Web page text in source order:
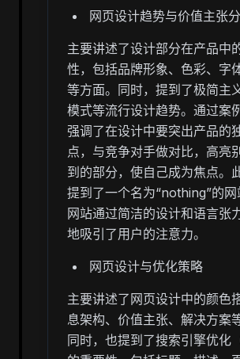
网页设计趋势与价值主张
主要讲述了设计部分在产品中
性，包括品牌形象、色彩、字
等方面。同时，提到了极简主
模式等流行设计趋势。通过案
强调了在设计中要突出产品的
点，与竞争对手做对比，高亮
到的部分，使自己成为焦点。
提到了一个名为“nothing”的网
网站通过简洁的设计和语言张
地吸引了用户的注意力。
网页设计与优化策略
主要讲述了网页设计中的颜色
息架构、价值主张、解决方案
同时，也提到了搜索引擎优化